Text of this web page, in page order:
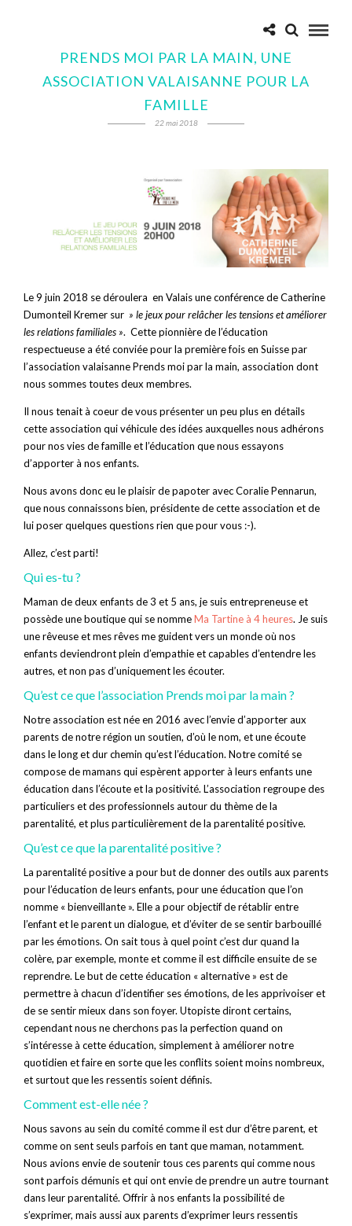
PRENDS MOI PAR LA MAIN, UNE
ASSOCIATION VALAISANNE POUR LA
FAMILLE
22 mai 2018
Le 9 juin 2018 se déroulera en Valais une conférence de Catherine
Dumonteil Kremer sur » le jeux pour relâcher les tensions et améliorer
les relations familiales ». Cette pionnière de l’éducation
respectueuse a été conviée pour la première fois en Suisse par
l’association valaisanne Prends moi par la main, association dont
nous sommes toutes deux membres.
Il nous tenait à coeur de vous présenter un peu plus en détails
cette association qui véhicule des idées auxquelles nous adhérons
pour nos vies de famille et l’éducation que nous essayons
d’apporter à nos enfants.
Nous avons donc eu le plaisir de papoter avec Coralie Pennarun,
que nous connaissons bien, présidente de cette association et de
lui poser quelques questions rien que pour vous :-).
Allez, c’est parti!
Qui es-tu ?
Maman de deux enfants de 3 et 5 ans, je suis entrepreneuse et
possède une boutique qui se nommeMa Tartine à 4 heures. Je suis
une rêveuse et mes rêves me guident vers un monde où nos
enfants deviendront plein d’empathie et capables d’entendre les
autres, et non pas d’uniquement les écouter.
Qu’est ce que l’association Prends moi par la main ?
Notre association est née en 2016 avec l’envie d’apporter aux
parents de notre région un soutien, d’où le nom, et une écoute
dans le long et dur chemin qu’est l’éducation. Notre comité se
compose de mamans qui espèrent apporter à leurs enfants une
éducation dans l’écoute et la positivité. L’association regroupe des
particuliers et des professionnels autour du thème de la
parentalité, et plus particulièrement de la parentalité positive.
Qu’est ce que la parentalité positive ?
La parentalité positive a pour but de donner des outils aux parents
pour l’éducation de leurs enfants, pour une éducation que l’on
nomme « bienveillante ». Elle a pour objectif de rétablir entre
l’enfant et le parent un dialogue, et d’éviter de se sentir barbouillé
par les émotions. On sait tous à quel point c’est dur quand la
colère, par exemple, monte et comme il est difficile ensuite de se
reprendre. Le but de cette éducation « alternative » est de
permettre à chacun d’identifier ses émotions, de les apprivoiser et
de se sentir mieux dans son foyer. Utopiste diront certains,
cependant nous ne cherchons pas la perfection quand on
s’intéresse à cette éducation, simplement à améliorer notre
quotidien et faire en sorte que les conflits soient moins nombreux,
et surtout que les ressentis soient définis.
Comment est-elle née ?
Nous savons au sein du comité comme il est dur d’être parent, et
comme on sent seuls parfois en tant que maman, notamment.
Nous avions envie de soutenir tous ces parents qui comme nous
sont parfois démunis et qui ont envie de prendre un autre tournant
dans leur parentalité. Offrir à nos enfants la possibilité de
s’exprimer, mais aussi aux parents d’exprimer leurs ressentis